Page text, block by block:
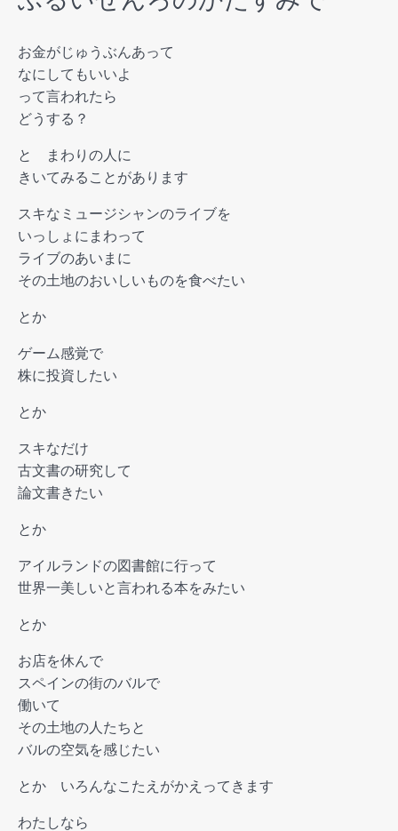
お金がじゅうぶんあって
なにしてもいいよ
って言われたら
どうする？
と まわりの人に
きいてみることがあります
スキなミュージシャンのライブを
いっしょにまわって
ライブのあいまに
その土地のおいしいものを食べたい
とか
ゲーム感覚で
株に投資したい
とか
スキなだけ
古文書の研究して
論文書きたい
とか
アイルランドの図書館に行って
世界一美しいと言われる本をみたい
とか
お店を休んで
スペインの街のバルで
働いて
その土地の人たちと
バルの空気を感じたい
とか いろんなこたえがかえってきます
わたしなら